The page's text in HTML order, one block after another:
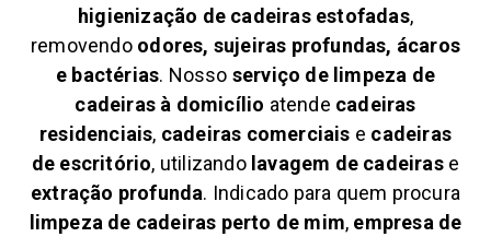
higienização de cadeiras estofadas,
removendoodores, sujeiras profundas, ácaros
e bactérias. Nosso serviço de limpeza de
cadeiras à domicílio atende cadeiras
residenciais, cadeiras comerciais e cadeiras
de escritório, utilizando lavagem de cadeirase
extração profunda. Indicado para quem procura
limpeza de cadeiras perto de mim, empresa de